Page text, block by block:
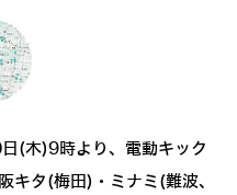
(木)9時より、電動キック
キタ(梅田)・ミナミ(難波、